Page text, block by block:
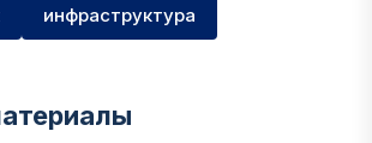
инфраструктура